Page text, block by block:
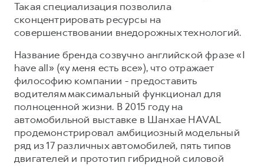
Такая специализация позволила
сконцентрировать ресурсы на
совершенствовании внедорожных технологий.
Название бренда созвучно английской фразе «I
have all» («у меня есть все»), что отражает
философию компании - предоставить
водителям максимальный функционал для
полноценной жизни. В 2015 году на
автомобильной выставке в Шанхае HAVAL
продемонстрировал амбициозный модельный
ряд из 17 различных автомобилей, пять типов
двигателей и прототип гибридной силовой